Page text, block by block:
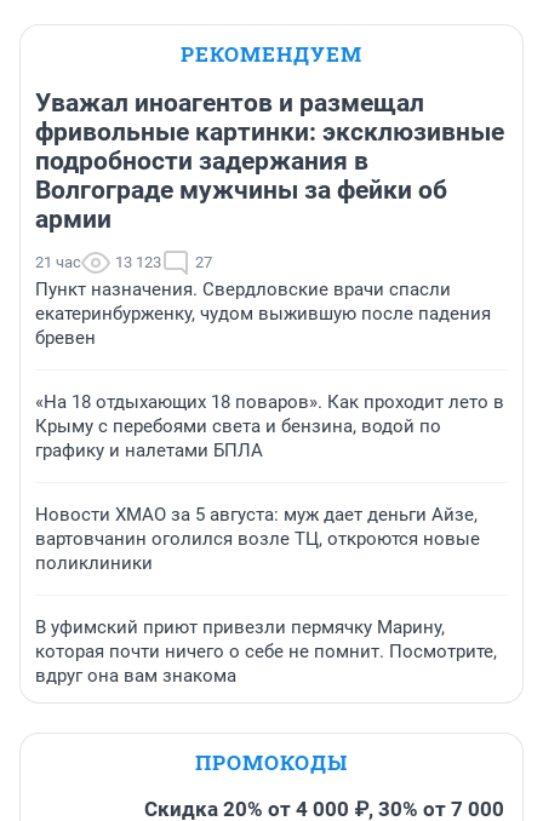
РЕКОМЕНДУЕМ
Уважал иноагентов и размещал
фривольные картинки: эксклюзивные
подробности задержания в
Волгограде мужчины за фейки об
армии
21 час 13 123 27
Пункт назначения. Свердловские врачи спасли
екатеринбурженку, чудом выжившую после падения
бревен
«На 18 отдыхающих 18 поваров». Как проходит лето в
Крыму с перебоями света и бензина, водой по
графику и налетами БПЛА
Новости ХМАО за 5 августа: муж дает деньги Айзе,
вартовчанин оголился возле ТЦ, откроются новые
поликлиники
В уфимский приют привезли пермячку Марину,
которая почти ничего о себе не помнит. Посмотрите,
вдруг она вам знакома
ПРОМОКОДЫ
Скидка 20% от 4 000 ₽, 30% от 7 000